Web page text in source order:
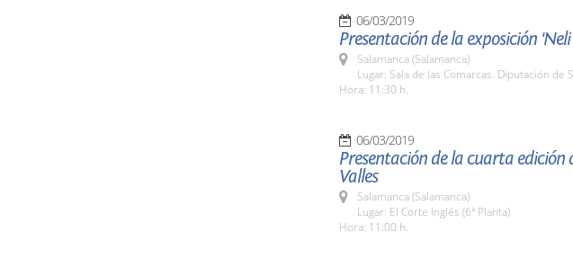
06/03/2019
Presentación de la exposición
Salamanca (Salamanca)
Lugar: Sala de las Comarcas. Diputación de
Hora: 11:30 h.
06/03/2019
Presentación de la cuarta edición
Valles
Salamanca (Salamanca)
Lugar: El Corte Inglés (6ª Planta)
Hora: 11:00 h.